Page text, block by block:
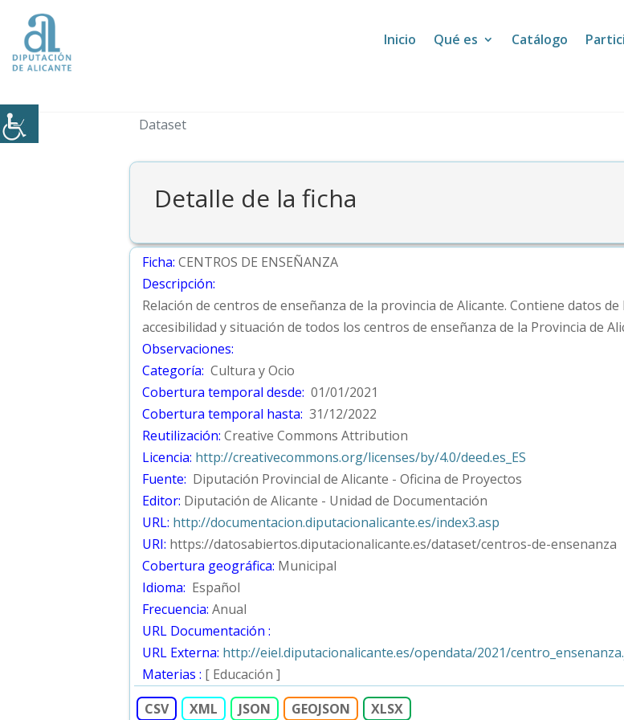
Inicio Qué es Catálogo
Dataset
Detalle de la ficha
Ficha: CENTROS DE ENSEÑANZA
Descripción:
Relación de centros de enseñanza de la provincia de Alicante. Contiene datos
accesibilidad y situación de todos los centros de enseñanza de la Provincia de
Observaciones:
Categoría: Cultura y Ocio
Cobertura temporal desde: 01/01/2021
Cobertura temporal hasta: 31/12/2022
Reutilización: Creative Commons Attribution
Licencia: http://creativecommons.org/licenses/by/4.0/deed.es_ES
Fuente: Diputación Provincial de Alicante - Oficina de Proyectos
Editor: Diputación de Alicante - Unidad de Documentación
URL: http://documentacion.diputacionalicante.es/index3.asp
URI: https://datosabiertos.diputacionalicante.es/dataset/centros-de-ensenanza
Cobertura geográfica: Municipal
Idioma: Español
Frecuencia: Anual
URL Documentación :
URL Externa: http://eiel.diputacionalicante.es/opendata/2021/
Materias : [ Educación ]
CSV
XML JSON GEOJSON XLSX